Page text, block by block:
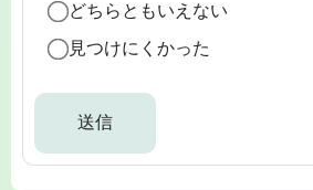
どちらともいえない
見つけにくかった